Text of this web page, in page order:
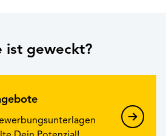
ist geweckt?